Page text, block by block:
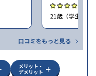
21歳（学生） /
口コミをもっと見る
メリット・
デメリット